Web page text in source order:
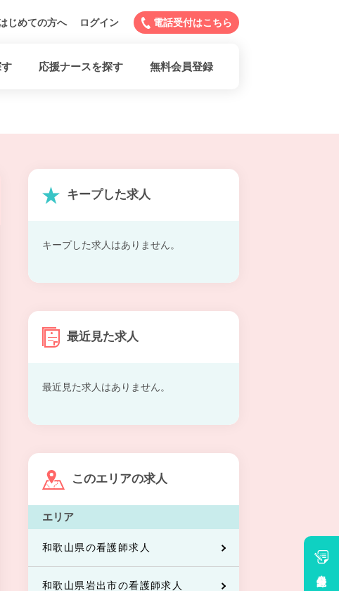
じめての方へ ログイン 電話受付はこちら
応援ナースを探す 無料会員登録
キープした求人
キープした求人はありません。
最近見た求人
最近見た求人はありません。
このエリアの求人
エリア
和歌山県の看護師求人
和歌山県岩出市の看護師求人